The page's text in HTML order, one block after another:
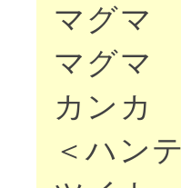
マグ
マグ
カンカ
＜ハン